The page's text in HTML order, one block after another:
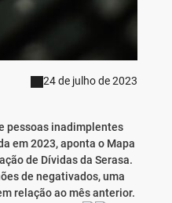
24 de julho de 2023
pessoas inadimplentes
em 2023, aponta o Mapa
de Dívidas da Serasa.
de negativados, uma
relação ao mês anterior.